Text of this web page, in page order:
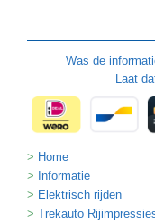
Was de
Laat
Home
Informatie
Elektrisch rijden
Trekauto